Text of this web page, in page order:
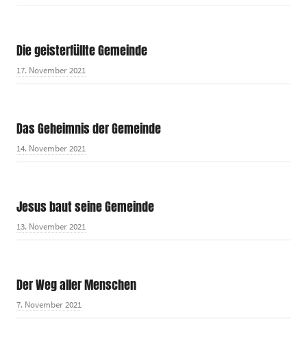
Die geisterfüllte Gemeinde
17. November 2021
Das Geheimnis der Gemeinde
14. November 2021
Jesus baut seine Gemeinde
13. November 2021
Der Weg aller Menschen
7. November 2021